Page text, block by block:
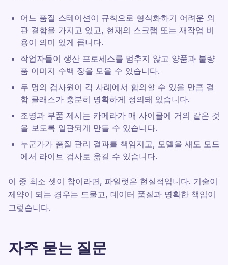
어느 품질 스테이션이 규칙으로 형식화하기 어려운 외
관 결함을 가지고 있고, 현재의 스크랩 또는 재작업 비
용이 의미 있게 큽니다.
작업자들이 생산 프로세스를 멈추지 않고 양품과 불량
품 이미지 수백 장을 모을 수 있습니다.
두 명의 검사원이 각 사례에서 합의할 수 있을 만큼 결
함 클래스가 충분히 명확하게 정의돼 있습니다.
조명과 부품 제시는 카메라가 매 사이클에 거의 같은 것
을 보도록 일관되게 만들 수 있습니다.
누군가가 품질 관리 결과를 책임지고, 모델을 섀도 모드
에서 라이브 검사로 옮길 수 있습니다.
이 중 최소 셋이 참이라면, 파일럿은 현실적입니다. 기술이
제약이 되는 경우는 드물고, 데이터 품질과 명확한 책임이
그렇습니다.
자주 묻는 질문